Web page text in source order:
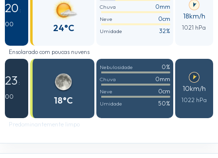
20 :
00
24°C
Chuva 0mm
Neve 0cm
Umidade 32%
18km/h
1021 hPa
Ensolarado com poucas nuvens
23 :
00
18°C
Nebulosidade 0%
Chuva 0mm
Neve 0cm
Umidade 50%
10km/h
1022 hPa
Predominantemente limpo